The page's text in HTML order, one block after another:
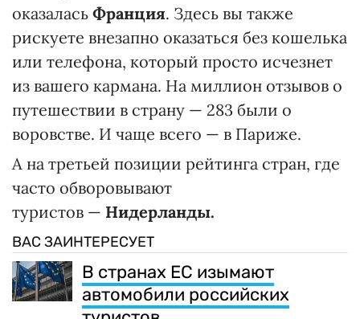
оказалась Франция. Здесь вы также
рискуете внезапно оказаться без кошелька
или телефона, который просто исчезнет
из вашего кармана. На миллион отзывов о
путешествии в страну — 283 были о
воровстве. И чаще всего — в Париже.
А на третьей позиции рейтинга стран, где
часто обворовывают
туристов — Нидерланды.
ВАС ЗАИНТЕРЕСУЕТ
В странах ЕС изымают
автомобили российских